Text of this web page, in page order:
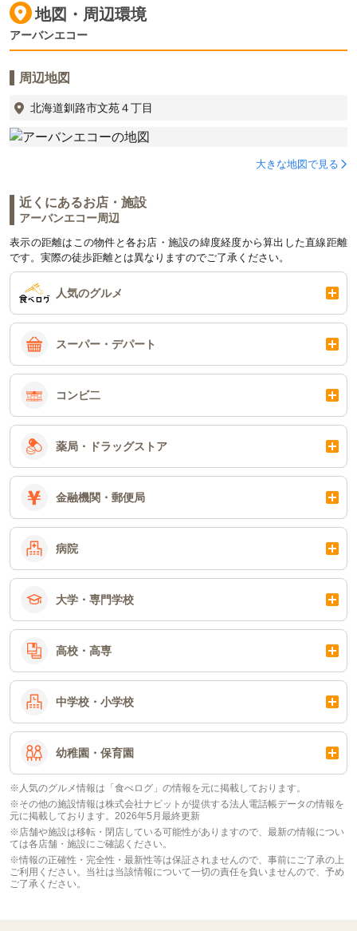
地図・周辺環境
アーバンエコー
周辺地図
北海道釧路市文苑４丁目
大きな地図で見る
近くにあるお店・施設
アーバンエコー周辺
表示の距離はこの物件と各お店・施設の緯度経度から算出した直線距離
です。実際の徒歩距離とは異なりますのでご了承ください。
人気のグルメ
スーパー・デパート
コンビ二
薬局・ドラッグストア
金融機関・郵便局
病院
大学・専門学校
高校・高専
中学校・小学校
幼稚園・保育園
※人気のグルメ情報は「食べログ」の情報を元に掲載しております。
※その他の施設情報は株式会社ナビットが提供する法人電話帳データの情報を
元に掲載しております。2026年5月最終更新
※店舗や施設は移転・閉店している可能性がありますので、最新の情報につい
ては各店舗・施設にご確認ください。
※情報の正確性・完全性・最新性等は保証されませんので、事前にご了承の上
ご利用ください。当社は当該情報について一切の責任を負いませんので、予め
ご了承ください。